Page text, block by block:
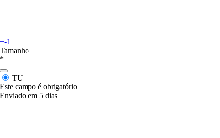
+-1
Tamanho
*
TU
Este campo é obrigatório
Enviado em 5 dias